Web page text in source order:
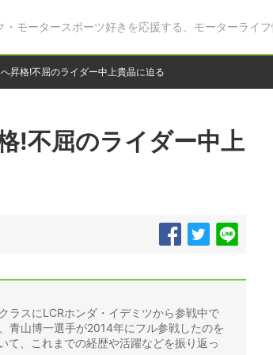
モータースポーツ好きを応援する、モーターライフ
昇格!不屈のライダー中上貴晶に迫る
!不屈のライダー中上
ラスにLCRホンダ・イデミツから参戦中で
青山博一選手が2014年にフル参戦したのを
て、これまでの経歴や活躍などを振り返っ